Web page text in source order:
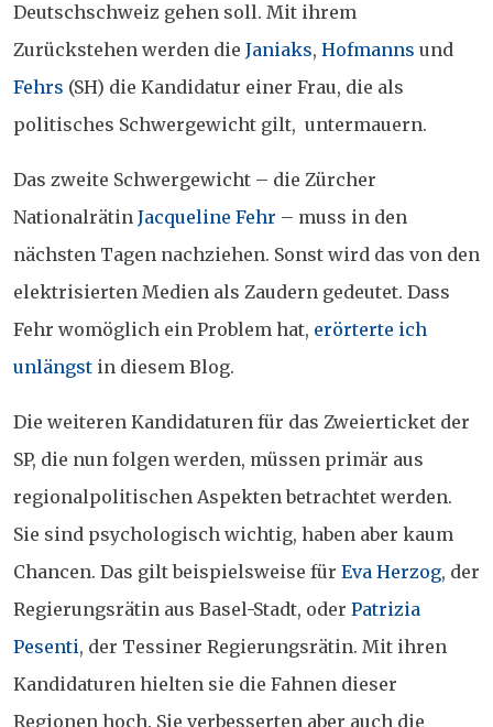
Deutschschweiz gehen soll. Mit ihrem
Zurückstehen werden die Janiaks, Hofmanns und
Fehrs (SH) die Kandidatur einer Frau, die als
politisches Schwergewicht gilt, untermauern.
Das zweite Schwergewicht – die Zürcher
Nationalrätin Jacqueline Fehr – muss in den
nächsten Tagen nachziehen. Sonst wird das von den
elektrisierten Medien als Zaudern gedeutet. Dass
Fehr womöglich ein Problem hat, erörterte ich
unlängst in diesem Blog.
Die weiteren Kandidaturen für das Zweierticket der
SP, die nun folgen werden, müssen primär aus
regionalpolitischen Aspekten betrachtet werden.
Sie sind psychologisch wichtig, haben aber kaum
Chancen. Das gilt beispielsweise für Eva Herzog, der
Regierungsrätin aus Basel-Stadt, oder Patrizia
Pesenti, der Tessiner Regierungsrätin. Mit ihren
Kandidaturen hielten sie die Fahnen dieser
Regionen hoch. Sie verbesserten aber auch die